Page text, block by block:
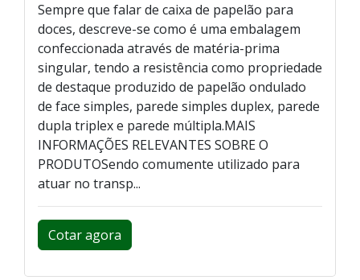
Sempre que falar de caixa de papelão para
doces, descreve-se como é uma embalagem
confeccionada através de matéria-prima
singular, tendo a resistência como propriedade
de destaque produzido de papelão ondulado
de face simples, parede simples duplex, parede
dupla triplex e parede múltipla.MAIS
INFORMAÇÕES RELEVANTES SOBRE O
PRODUTOSendo comumente utilizado para
atuar no transp...
Cotar agora